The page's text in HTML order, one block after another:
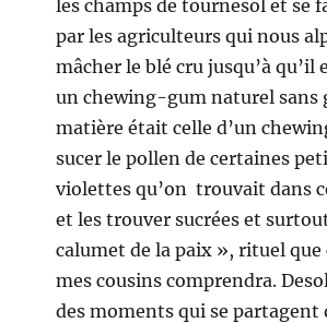
les champs de tournesol et se
par les agriculteurs qui nous
mâcher le blé cru jusqu’à qu’il
un chewing-gum naturel sans
matière était celle d’un
sucer le pollen de certaines
violettes qu’on trouvait dans
et les trouver sucrées et
calumet de la paix », rituel que
mes cousins comprendra.
des moments qui se partagent